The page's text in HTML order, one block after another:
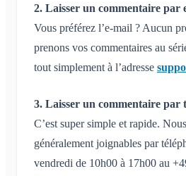
2. Laisser un commentaire par
Vous préférez l’e-mail ? Aucun
prenons vos commentaires au
tout simplement à l’adresse
3. Laisser un commentaire par
C’est super simple et rapide.
généralement joignables par
vendredi de 10h00 à 17h00 au